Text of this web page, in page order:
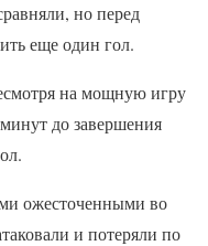
но перед
еще один гол.
на мощную игру
до завершения
ожесточенными во
и потеряли по